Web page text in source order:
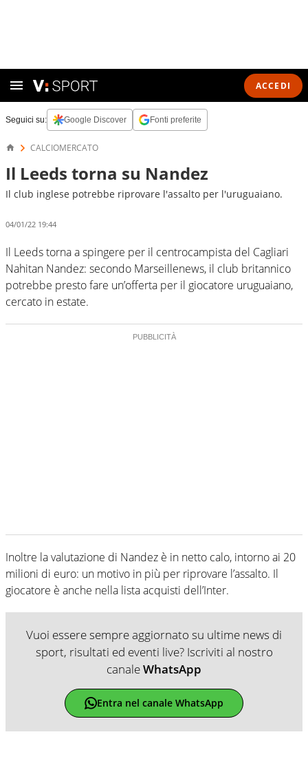
ACCEDI
Seguici su: Google Discover Fonti preferite
CALCIOMERCATO
Il Leeds torna su Nandez
Il club inglese potrebbe riprovare l'assalto per l'uruguaiano.
04/01/22 19:44
Il Leeds torna a spingere per il centrocampista del Cagliari
Nahitan Nandez: secondo Marseillenews, il club britannico
potrebbe presto fare un’offerta per il giocatore uruguaiano,
cercato in estate.
Inoltre la valutazione di Nandez è in netto calo, intorno ai 20
milioni di euro: un motivo in più per riprovare l’assalto. Il
giocatore è anche nella lista acquisti dell’Inter.
Vuoi essere sempre aggiornato su ultime news di
sport, risultati ed eventi live? Iscriviti al nostro
canaleWhatsApp
Entra nel canale WhatsApp